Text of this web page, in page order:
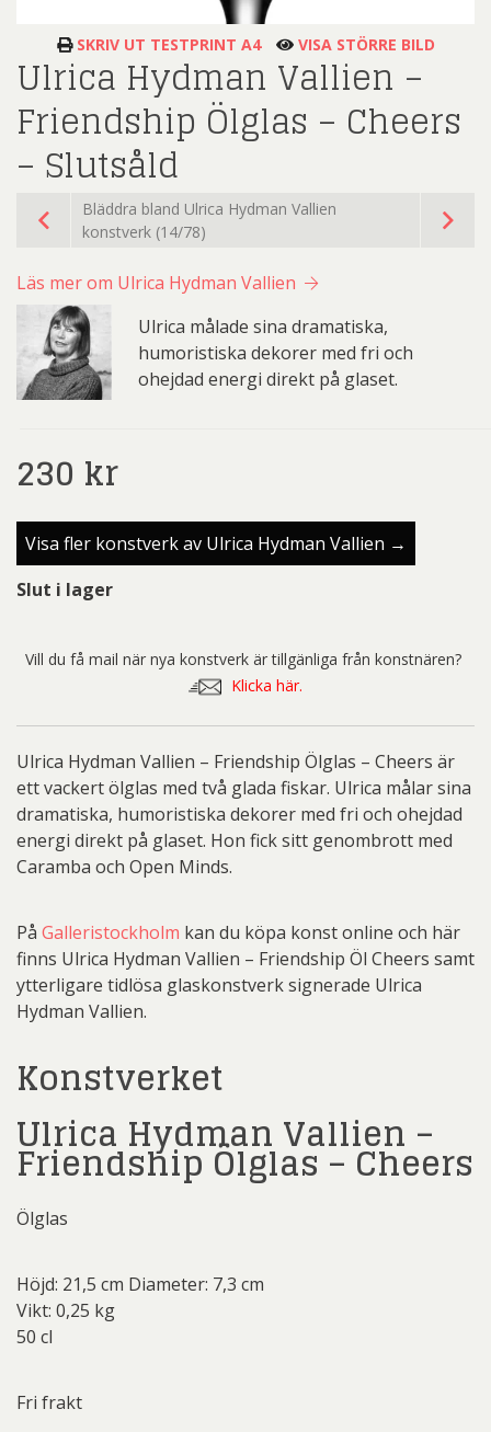
SKRIV UT TESTPRINT A4 VISA STÖRRE BILD
Ulrica Hydman Vallien –
Friendship Ölglas – Cheers
– Slutsåld
Bläddra bland Ulrica Hydman Vallien
konstverk (14/78)
Läs mer om Ulrica Hydman Vallien
Ulrica målade sina dramatiska,
humoristiska dekorer med fri och
ohejdad energi direkt på glaset.
230 kr
Visa fler konstverk av Ulrica Hydman Vallien →
Slut i lager
Vill du få mail när nya konstverk är tillgänliga från konstnären?
Klicka här.
Ulrica Hydman Vallien – Friendship Ölglas – Cheers är
ett vackert ölglas med två glada fiskar. Ulrica målar sina
dramatiska, humoristiska dekorer med fri och ohejdad
energi direkt på glaset. Hon fick sitt genombrott med
Caramba och Open Minds.
På Galleristockholm kan du köpa konst online och här
finns Ulrica Hydman Vallien – Friendship Öl Cheers samt
ytterligare tidlösa glaskonstverk signerade Ulrica
Hydman Vallien.
Konstverket
Ulrica Hydman Vallien –
Friendship Ölglas – Cheers
Ölglas
Höjd: 21,5 cm Diameter: 7,3 cm
Vikt: 0,25 kg
50 cl
Fri frakt